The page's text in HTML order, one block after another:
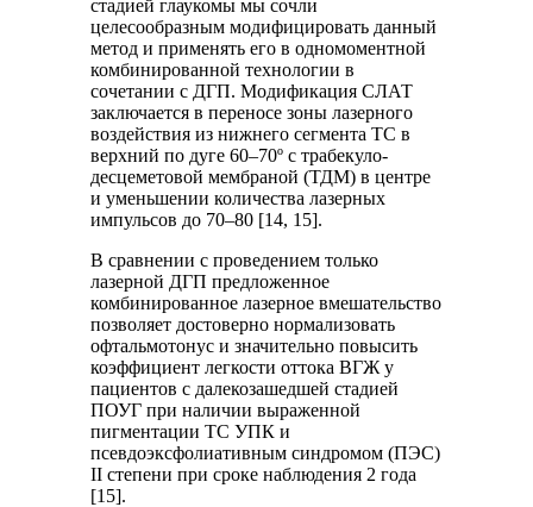
стадией глаукомы мы сочли
целесообразным модифицировать данный
метод и применять его в одномоментной
комбинированной технологии в
сочетании с ДГП. Модификация СЛАТ
заключается в переносе зоны лазерного
воздействия из нижнего сегмента ТС в
верхний по дуге 60–70º с трабекуло-
десцеметовой мембраной (ТДМ) в центре
и уменьшении количества лазерных
импульсов до 70–80 [14, 15].
В сравнении с проведением только
лазерной ДГП предложенное
комбинированное лазерное вмешательство
позволяет достоверно нормализовать
офтальмотонус и значительно повысить
коэффициент легкости оттока ВГЖ у
пациентов с далекозашедшей стадией
ПОУГ при наличии выраженной
пигментации ТС УПК и
псевдоэксфолиативным синдромом (ПЭС)
II степени при сроке наблюдения 2 года
[15].